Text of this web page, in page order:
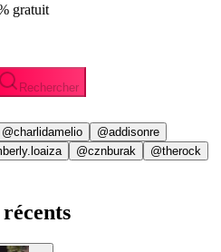
gratuit
Rechercher
@charlidamelio
@addisonre
@cznburak
@therock
récents